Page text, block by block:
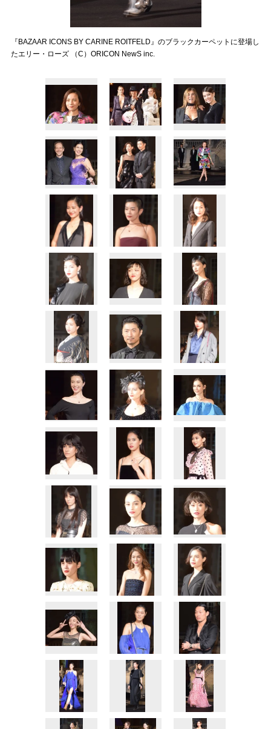
『BAZAAR ICONS BY CARINE ROITFELD』のブラックカーペットに登場し
たエリー・ローズ （C）ORICON NewS inc.